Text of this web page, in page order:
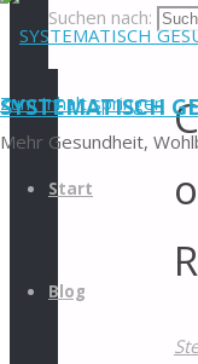
Suchen nach:
SYSTEMATISCH
Mehr Gesundheit,
Zum Inhalt springen
Start
Blog
–